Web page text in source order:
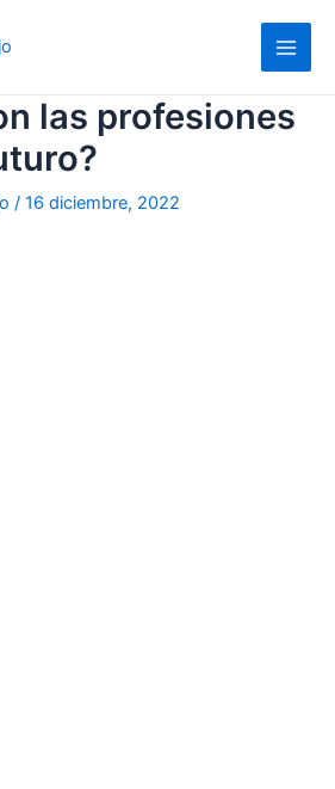
las profesiones
/ 16 diciembre, 2022